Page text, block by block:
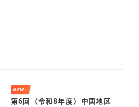
NEW!
第6回（令和8年度）中国地区